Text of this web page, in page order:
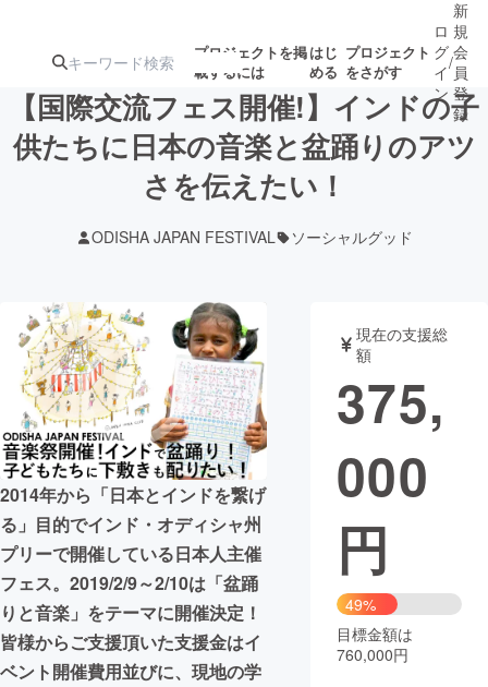
プロジェクトを掲
載するには
はじ
める
プロジェクト
をさがす
注目のリ 注目の新着プロ
ジェクト
募集終了が近いプ
テクノロジー・ガジェット
映像・映画 書籍・雑誌
ビジネス・起業 チャレンジ
まちづくり・地域活性化
CAMPFIRE for Social Good
CAMPFIRE Creation
CAMPFIREふるさと納税
machi-ya コミュニティ
ロ
グ
イ
ン
/
新
規
会
員
登
録
【国際交流フェス開催!】インドの子
供たちに日本の音楽と盆踊りのアツ
さを伝えたい！
ODISHA JAPAN FESTIVAL ソーシャルグッド
2014年から「日本とインドを繋げ
る」目的でインド・オディシャ州
プリーで開催している日本人主催
フェス。2019/2/9～2/10は「盆踊
りと音楽」をテーマに開催決定！
皆様からご支援頂いた支援金はイ
ベント開催費用並びに、現地の学
現在の支援総
額
375,
000
円
49%
目標金額は
760,000円